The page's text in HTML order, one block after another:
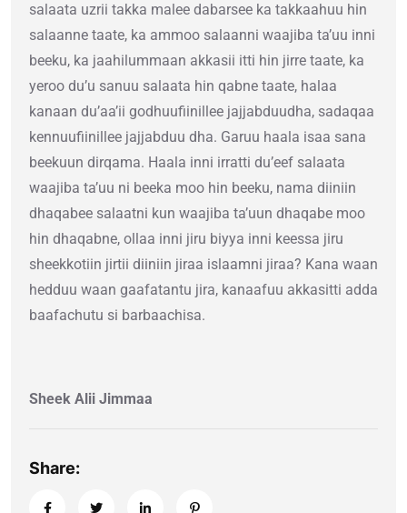
salaata uzrii takka malee dabarsee ka takkaahuu hin
salaanne taate, ka ammoo salaanni waajiba ta’uu inni
beeku, ka jaahilummaan akkasii itti hin jirre taate, ka
yeroo du’u sanuu salaata hin qabne taate, halaa
kanaan du’aa’ii godhuufiinillee jajjabduudha, sadaqaa
kennuufiinillee jajjabduu dha. Garuu haala isaa sana
beekuun dirqama. Haala inni irratti du’eef salaata
waajiba ta’uu ni beeka moo hin beeku, nama diiniin
dhaqabee salaatni kun waajiba ta’uun dhaqabe moo
hin dhaqabne, ollaa inni jiru biyya inni keessa jiru
sheekkotiin jirtii diiniin jiraa islaamni jiraa? Kana waan
hedduu waan gaafatantu jira, kanaafuu akkasitti adda
baafachutu si barbaachisa.
Sheek Alii Jimmaa
Share: